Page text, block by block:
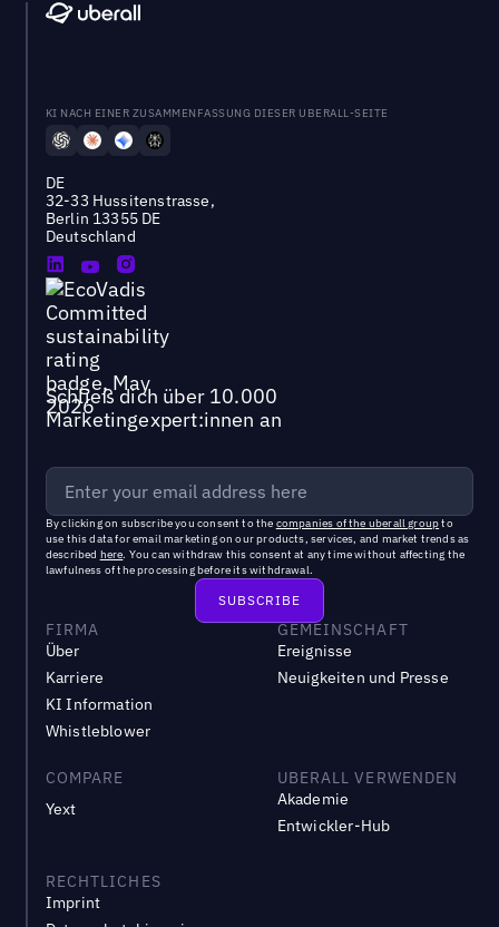
KI NACH EINER ZUSAMMENFASSUNG DIESER UBERALL-SEITE
DE
32-33 Hussitenstrasse,
Berlin 13355 DE
Deutschland
Schließ dich über 10.000
Marketingexpert:innen an
By clicking on subscribe you consent to the companies of the uberall groupto
use this data for email marketing on our products, services, and market trends as
described here. You can withdraw this consent at any time without affecting the
lawfulness of the processing before its withdrawal.
FIRMA
Über
Karriere
KI Information
Whistleblower
GEMEINSCHAFT
Ereignisse
Neuigkeiten und Presse
COMPARE
Yext
UBERALL VERWENDEN
Akademie
Entwickler-Hub
RECHTLICHES
Imprint